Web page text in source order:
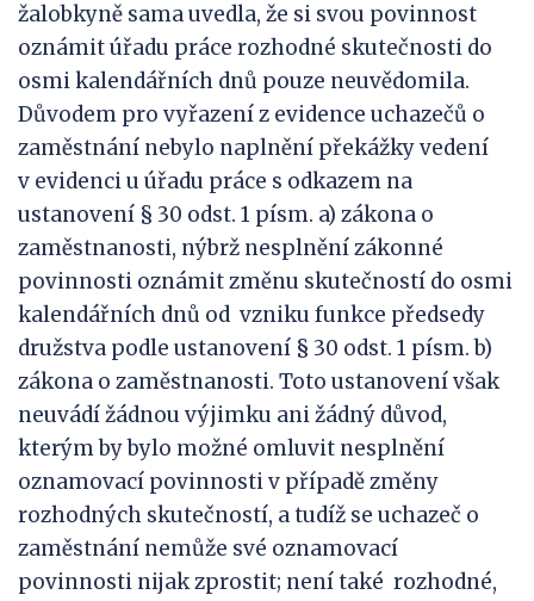
žalobkyně sama uvedla, že si svou povinnost
oznámit úřadu práce rozhodné skutečnosti do
osmi kalendářních dnů pouze neuvědomila.
Důvodem pro vyřazení z evidence uchazečů o
zaměstnání nebylo naplnění překážky vedení
v evidenci u úřadu práce s odkazem na
ustanovení § 30 odst. 1 písm. a) zákona o
zaměstnanosti, nýbrž nesplnění zákonné
povinnosti oznámit změnu skutečností do osmi
kalendářních dnů od vzniku funkce předsedy
družstva podle ustanovení § 30 odst. 1 písm. b)
zákona o zaměstnanosti. Toto ustanovení však
neuvádí žádnou výjimku ani žádný důvod,
kterým by bylo možné omluvit nesplnění
oznamovací povinnosti v případě změny
rozhodných skutečností, a tudíž se uchazeč o
zaměstnání nemůže své oznamovací
povinnosti nijak zprostit; není také rozhodné,